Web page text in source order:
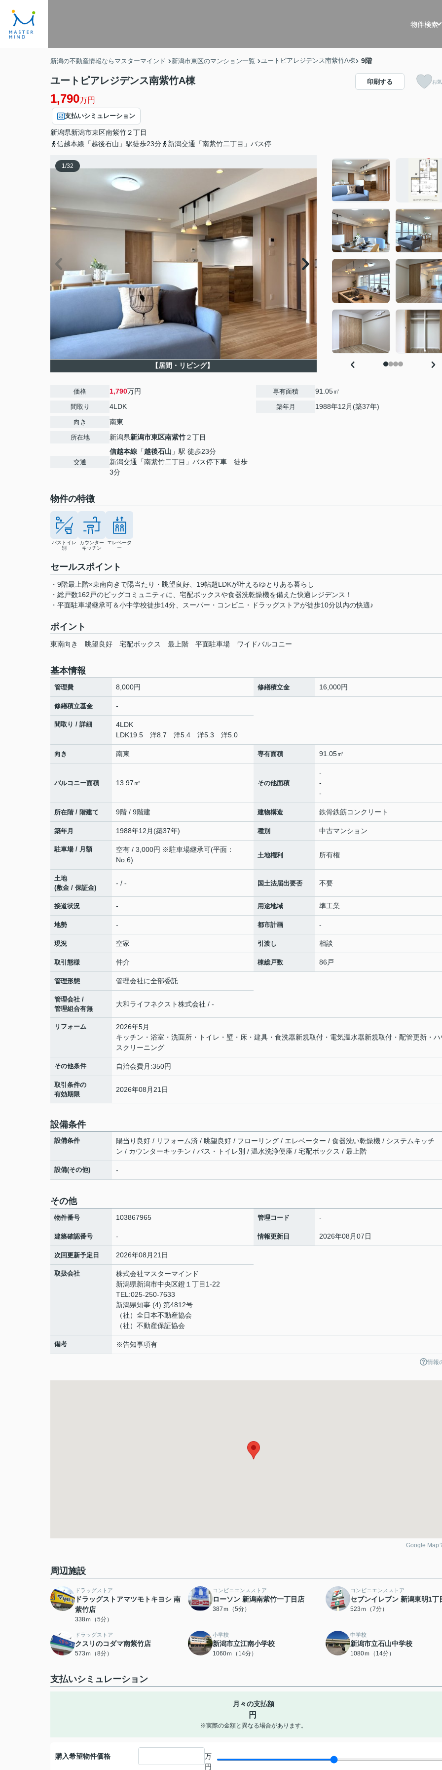
物件検索
戸建を探す
マンションを
戸建・マ
住宅ロー
相続相談
空き家管
新潟の不動産情報ならマスターマインド 新潟市東区のマンション一覧 ユートピアレジデンス南紫竹A棟 9階
ユートピアレジデンス南紫竹A棟
1,790万円
支払いシミュレーション
新潟県新潟市東区南紫竹２丁目
信越本線「越後石山」駅徒歩23分
新潟交通「南紫竹二丁目」バス停
印刷する お
1/32
【居間・リビング】
価格 1,790万円
間取り 4LDK
向き 南東
所在地 新潟県新潟市東区南紫竹２丁目
交通
信越本線 「越後石山 」駅 徒歩23分
新潟交通「南紫竹二丁目」バス停下車 徒歩
3分
専有面積 91.05㎡
築年月 1988年12月(築37年)
物件の特徴
バストイレ
別
カウンター
キッチン
エレベータ
ー
セールスポイント
・9階最上階×東南向きで陽当たり・眺望良好、19帖超LDKが叶えるゆとりある暮らし
・総戸数162戸のビッグコミュニティに、宅配ボックスや食器洗乾燥機を備えた快適レジデンス！
・平面駐車場継承可＆小中学校徒歩14分、スーパー・コンビニ・ドラッグストアが徒歩10分以内の快適♪
ポイント
東南向き 眺望良好 宅配ボックス 最上階 平面駐車場 ワイドバルコニー
基本情報
管理費 8,000円 修繕積立金 16,000円
修繕積立基金 -
間取り / 詳細
4LDK
LDK19.5 洋8.7 洋5.4 洋5.3 洋5.0
向き 南東 専有面積 91.05㎡
バルコニー面積 13.97㎡ その他面積
-
-
-
所在階 / 階建て 9階 / 9階建 建物構造 鉄骨鉄筋コンクリート
築年月 1988年12月(築37年) 種別 中古マンション
駐車場 / 月額
空有 / 3,000円 ※駐車場継承可(平面：
No.6)
土地権利 所有権
土地
(敷金 / 保証金)
- / - 国土法届出要否 不要
接道状況 - 用途地域 準工業
地勢 - 都市計画 -
現況 空家 引渡し 相談
取引態様 仲介 棟総戸数 86戸
管理形態 管理会社に全部委託
管理会社 /
管理組合有無
大和ライフネクスト株式会社 / -
リフォーム
2026年5月
キッチン・浴室・洗面所・トイレ・壁・床・建具・食洗器新規取付・電気温水器新規取付・配管更新・ハ
スクリーニング
その他条件 自治会費月:350円
取引条件の
有効期限
2026年08月21日
設備条件
設備条件
陽当り良好 / リフォーム済 / 眺望良好 / フローリング / エレベーター / 食器洗い乾燥機 / システムキッチ
ン / カウンターキッチン / バス・トイレ別 / 温水洗浄便座 / 宅配ボックス / 最上階
設備(その他) -
その他
物件番号 103867965 管理コード -
建築確認番号 - 情報更新日 2026年08月07日
次回更新予定日 2026年08月21日
取扱会社
株式会社マスターマインド
新潟県新潟市中央区鐙１丁目1-22
TEL:025-250-7633
新潟県知事 (4) 第4812号
（社）全日本不動産協会
（社）不動産保証協会
備考 ※告知事項有
情報
Google Map
周辺施設
ドラッグストア
ドラッグストアマツモトキヨシ 南
紫竹店
338ｍ（5分）
コンビニエンスストア
ローソン 新潟南紫竹一丁目店
387ｍ（5分）
コンビニエンスストア
セブンイレブン 新潟東明1丁
523ｍ（7分）
ドラッグストア
クスリのコダマ南紫竹店
573ｍ（8分）
小学校
新潟市立江南小学校
1060ｍ（14分）
中学校
新潟市立石山中学校
1080ｍ（14分）
支払いシミュレーション
月々の支払額
円
※実際の金額と異なる場合があります。
購入希望物件価格
万
円